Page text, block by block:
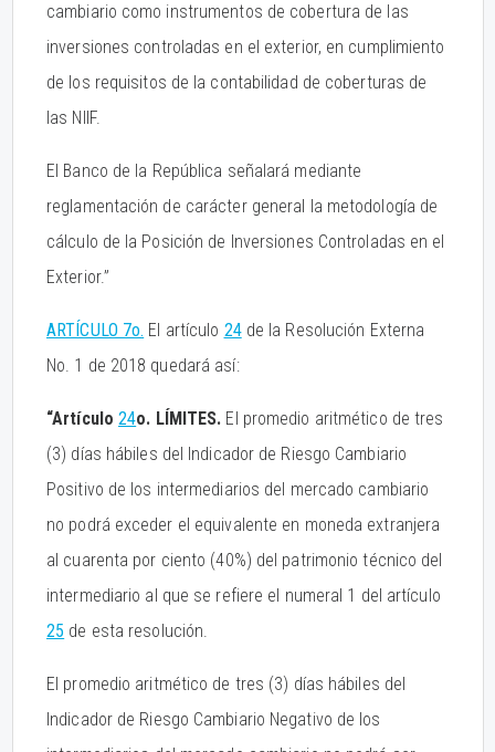
cambiario como instrumentos de cobertura de las
inversiones controladas en el exterior, en cumplimiento
de los requisitos de la contabilidad de coberturas de
las NIIF.
El Banco de la República señalará mediante
reglamentación de carácter general la metodología de
cálculo de la Posición de Inversiones Controladas en el
Exterior.”
ARTÍCULO 7o. El artículo 24de la Resolución Externa
No. 1 de 2018 quedará así:
“Artículo 24o. LÍMITES. El promedio aritmético de tres
(3) días hábiles del Indicador de Riesgo Cambiario
Positivo de los intermediarios del mercado cambiario
no podrá exceder el equivalente en moneda extranjera
al cuarenta por ciento (40%) del patrimonio técnico del
intermediario al que se refiere el numeral 1 del artículo
25 de esta resolución.
El promedio aritmético de tres (3) días hábiles del
Indicador de Riesgo Cambiario Negativo de los